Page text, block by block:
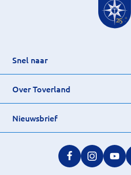
Snel naar
Over Toverland
Nieuwsbrief